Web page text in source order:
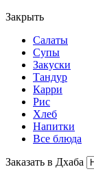
Закрыть
Салаты
Супы
Закуски
Тандур
Карри
Рис
Хлеб
Напитки
Все блюда
Заказать в Дхаба